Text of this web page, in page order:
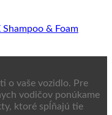
& Foam
o vaše vozidlo. Pre
vodičov ponúkame
ktoré spĺňajú tie